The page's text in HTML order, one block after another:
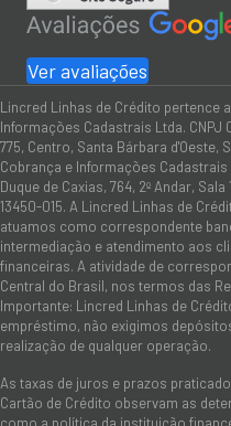
Ver avaliações
Lincred Linhas de Crédito pertence
Informações Cadastrais Ltda. CNPJ
775, Centro, Santa Bárbara d'Oeste,
Cobrança e Informações Cadastrais
Duque de Caxias, 764, 2º Andar,
13450-015. A Lincred Linhas de
atuamos como correspondente
intermediação e atendimento aos
financeiras. A atividade de
Central do Brasil, nos termos das
Importante: Lincred Linhas de
empréstimo, não exigimos
realização de qualquer operação.
As taxas de juros e prazos
Cartão de Crédito observam as